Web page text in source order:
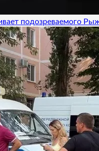
подозреваемого